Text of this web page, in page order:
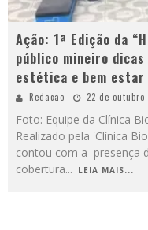
Ação: 1ª Edição da
público mineiro
estética e bem estar
Redacao 22 de outubro
Foto: Equipe da Clínica
Realizado pela 'Clínica
contou com a presença
cobertura... LEIA MAIS...